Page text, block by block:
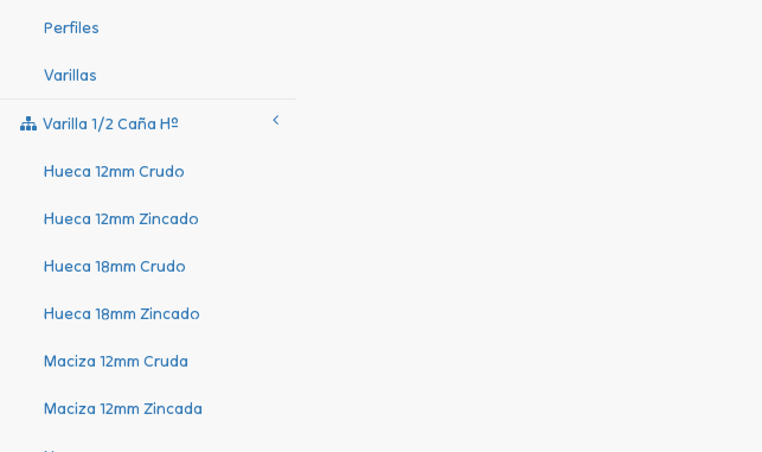
Perfiles
Varillas
Varilla 1/2 Caña Hº
Hueca 12mm Crudo
Hueca 12mm Zincado
Hueca 18mm Crudo
Hueca 18mm Zincado
Maciza 12mm Cruda
Maciza 12mm Zincada